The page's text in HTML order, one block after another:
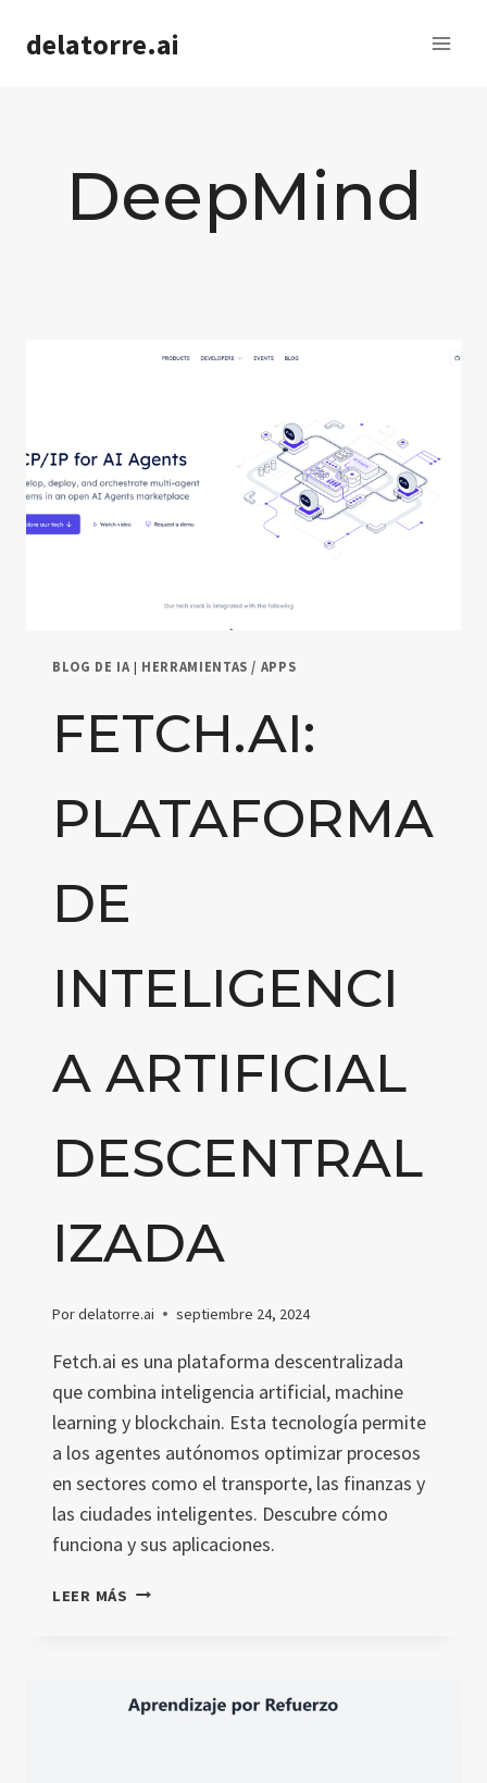
delatorre.ai
DeepMind
BLOG DE IA | HERRAMIENTAS / APPS
FETCH.AI:
PLATAFORMA
DE
INTELIGENCI
A ARTIFICIAL
DESCENTRAL
IZADA
Pordelatorre.ai septiembre 24, 2024
Fetch.ai es una plataforma descentralizada
que combina inteligencia artificial, machine
learning y blockchain. Esta tecnología permite
a los agentes autónomos optimizar procesos
en sectores como el transporte, las finanzas y
las ciudades inteligentes. Descubre cómo
funciona y sus aplicaciones.
LEER MÁS FETCH.AI:
DESCENTRALIZADA